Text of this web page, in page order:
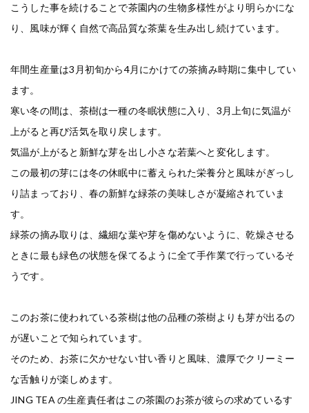
こうした事を続けることで茶園内の生物多様性がより明らかにな
り、風味が輝く自然で高品質な茶葉を生み出し続けています。
年間生産量は3月初旬から4月にかけての茶摘み時期に集中してい
ます。
寒い冬の間は、茶樹は一種の冬眠状態に入り、3月上旬に気温が
上がると再び活気を取り戻します。
気温が上がると新鮮な芽を出し小さな若葉へと変化します。
この最初の芽には冬の休眠中に蓄えられた栄養分と風味がぎっし
り詰まっており、春の新鮮な緑茶の美味しさが凝縮されていま
す。
緑茶の摘み取りは、繊細な葉や芽を傷めないように、乾燥させる
ときに最も緑色の状態を保てるように全て手作業で行っているそ
うです。
このお茶に使われている茶樹は他の品種の茶樹よりも芽が出るの
が遅いことで知られています。
そのため、お茶に欠かせない甘い香りと風味、濃厚でクリーミー
な舌触りが楽しめます。
JING TEA の生産責任者はこの茶園のお茶が彼らの求めているす